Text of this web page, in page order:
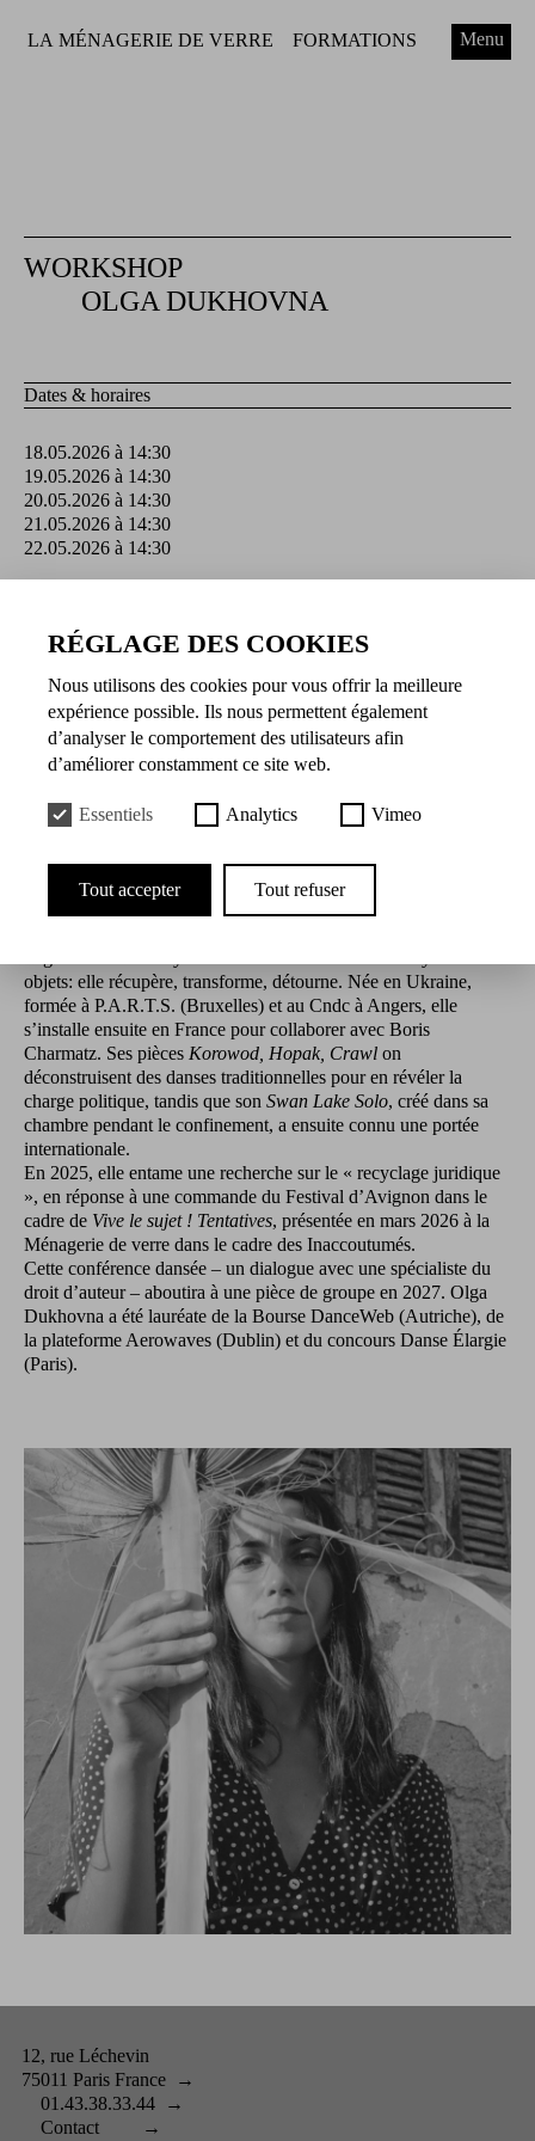
LA MÉNAGERIE DE VERRE FORMATIONS Menu
WORKSHOP
OLGA DUKHOVNA
Dates & horaires
18.05.2026 à 14:30
19.05.2026 à 14:30
20.05.2026 à 14:30
21.05.2026 à 14:30
22.05.2026 à 14:30
Dans cet atelier, il s’agit pour les participants d’examiner
collectivement comment des chorégraphies emblématiques
peuvent être réutilisées, transformées ou appropriées légalement
pour donner naissance à de nouvelles créations. Que se passe-t-il
lorsque nous réarrangeons une séquence de pas, faisons se
de genre ou modifions la vitesse et l’intention ? Qu’est-ce qui
original ? En traitant la loi elle-même comme une partition, les
participants traversent les outils de composition juridiques et
chorégraphiques de la chorégraphe Olga Dukhovna.
objets: elle récupère, transforme, détourne. Née en Ukraine,
formée à P.A.R.T.S. (Bruxelles) et au Cndc à Angers, elle
s’installe ensuite en France pour collaborer avec Boris
Charmatz. Ses pièces Korowod, Hopak, Crawl on
déconstruisent des danses traditionnelles pour en révéler la
charge politique, tandis que son Swan Lake Solo, créé dans sa
chambre pendant le confinement, a ensuite connu une portée
internationale.
En 2025, elle entame une recherche sur le « recyclage juridique
», en réponse à une commande du Festival d’Avignon dans le
cadre de Vive le sujet ! Tentatives, présentée en mars 2026 à la
Ménagerie de verre dans le cadre des Inaccoutumés.
Cette conférence dansée – un dialogue avec une spécialiste du
droit d’auteur – aboutira à une pièce de groupe en 2027. Olga
Dukhovna a été lauréate de la Bourse DanceWeb (Autriche), de
la plateforme Aerowaves (Dublin) et du concours Danse Élargie
(Paris).
12, rue Léchevin
75011 Paris France →
01.43.38.33.44 →
Contact →
RÉGLAGE DES COOKIES
Nous utilisons des cookies pour vous offrir la meilleure
expérience possible. Ils nous permettent également
d’analyser le comportement des utilisateurs afin
d’améliorer constamment ce site web.
Essentiels Analytics Vimeo
Tout accepter Tout refuser